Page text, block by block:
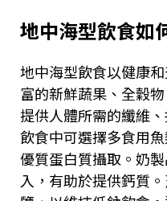
地中海型飲食如
地中海型飲食以健康
富的新鮮蔬果、全穀
提供人體所需的纖維
飲食中可選擇多食用
優質蛋白質攝取。奶
入，有助於提供鈣質